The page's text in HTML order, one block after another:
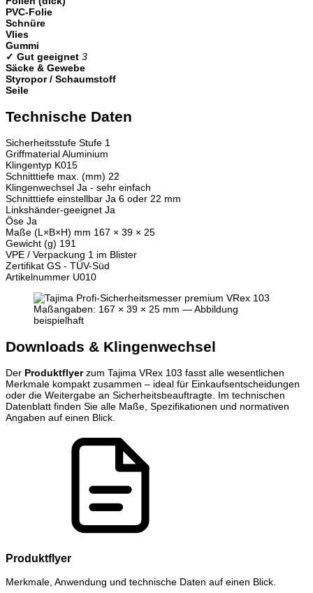
PVC-Folie
Schnüre
Vlies
Gummi
✓ Gut geeignet 3
Säcke & Gewebe
Styropor / Schaumstoff
Seile
Technische Daten
Sicherheitsstufe Stufe 1
GriffmaterialAluminium
Klingentyp K015
Schnitttiefe max. (mm) 22
Klingenwechsel Ja - sehr einfach
Schnitttiefe einstellbar Ja 6 oder 22 mm
Linkshänder-geeignet Ja
Öse Ja
Maße (L×B×H) mm 167 × 39 × 25
Gewicht (g) 191
VPE / Verpackung 1 im Blister
Zertifikat GS - TÜV-Süd
Artikelnummer U010
Maßangaben: 167 × 39 × 25 mm — Abbildung
beispielhaft
Downloads & Klingenwechsel
Der Produktflyerzum Tajima VRex 103 fasst alle wesentlichen
Merkmale kompakt zusammen – ideal für Einkaufsentscheidungen
oder die Weitergabe an Sicherheitsbeauftragte. Im technischen
Datenblatt finden Sie alle Maße, Spezifikationen und normativen
Angaben auf einen Blick.
Produktflyer
Merkmale, Anwendung und technische Daten auf einen Blick.